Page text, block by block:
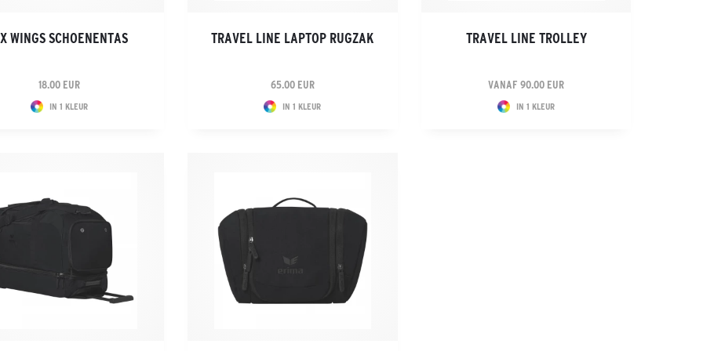
WINGS SCHOENENTAS
18.00 EUR
IN 1 KLEUR
TRAVEL LINE LAPTOP RUGZAK
65.00 EUR
IN 1 KLEUR
TRAVEL LINE TROLLEY
VANAF 90.00 EUR
IN 1 KLEUR